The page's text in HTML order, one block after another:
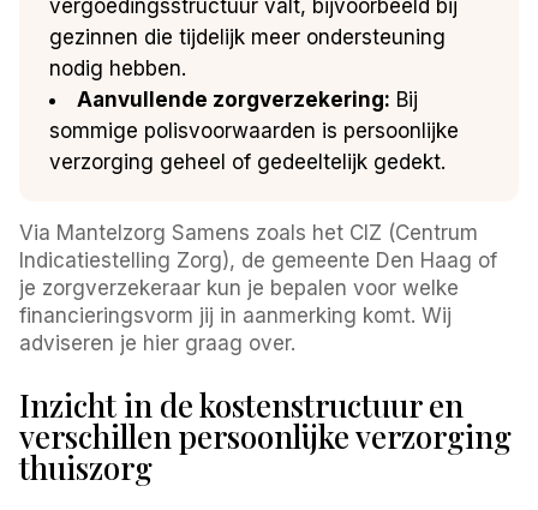
vergoedingsstructuur valt, bijvoorbeeld bij
gezinnen die tijdelijk meer ondersteuning
nodig hebben.
Aanvullende zorgverzekering: Bij
sommige polisvoorwaarden is persoonlijke
verzorging geheel of gedeeltelijk gedekt.
Via Mantelzorg Samens zoals het CIZ (Centrum
Indicatiestelling Zorg), de gemeente Den Haag of
je zorgverzekeraar kun je bepalen voor welke
financieringsvorm jij in aanmerking komt. Wij
adviseren je hier graag over.
Inzicht in de kostenstructuur en
verschillen persoonlijke verzorging
thuiszorg